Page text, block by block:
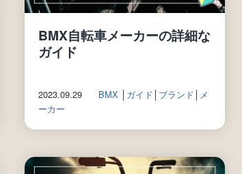
BMX自転車メーカーの詳細な
ガイド
2023.09.29 BMX │ ガイド │ ブランド │ メ
ーカー